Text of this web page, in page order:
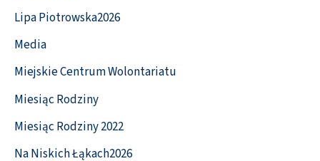
Lipa Piotrowska2026
Media
Miejskie Centrum Wolontariatu
Miesiąc Rodziny
Miesiąc Rodziny 2022
Na Niskich Łąkach2026